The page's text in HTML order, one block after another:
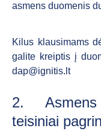
asmens duomenis
Kilus klausimams
galite kreiptis į
dap@ignitis.lt
2.
teisiniai